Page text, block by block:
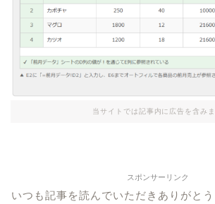
当サイトでは記事内に広告を含み
スポンサーリンク
いつも記事を読んでいただきありがとう